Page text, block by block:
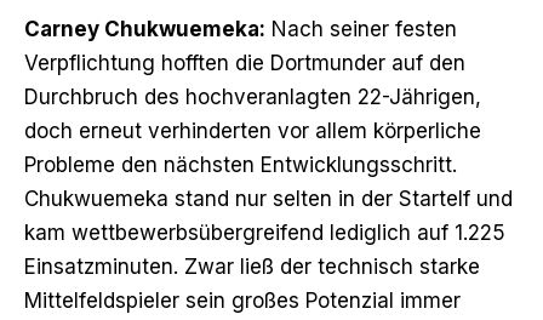
Carney Chukwuemeka: Nach seiner festen
Verpflichtung hofften die Dortmunder auf den
Durchbruch des hochveranlagten 22-Jährigen,
doch erneut verhinderten vor allem körperliche
Probleme den nächsten Entwicklungsschritt.
Chukwuemeka stand nur selten in der Startelf und
kam wettbewerbsübergreifend lediglich auf 1.225
Einsatzminuten. Zwar ließ der technisch starke
Mittelfeldspieler sein großes Potenzial immer